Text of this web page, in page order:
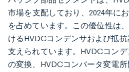
市場を支配しており、2024年に
を占めています。この優位性は
けるHVDCコンデンサおよび抵
支えられています。HVDCコン
の変換、HVDCコンバータ変電